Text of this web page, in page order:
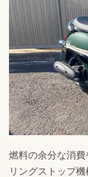
燃料の余分な消
リングストップ機